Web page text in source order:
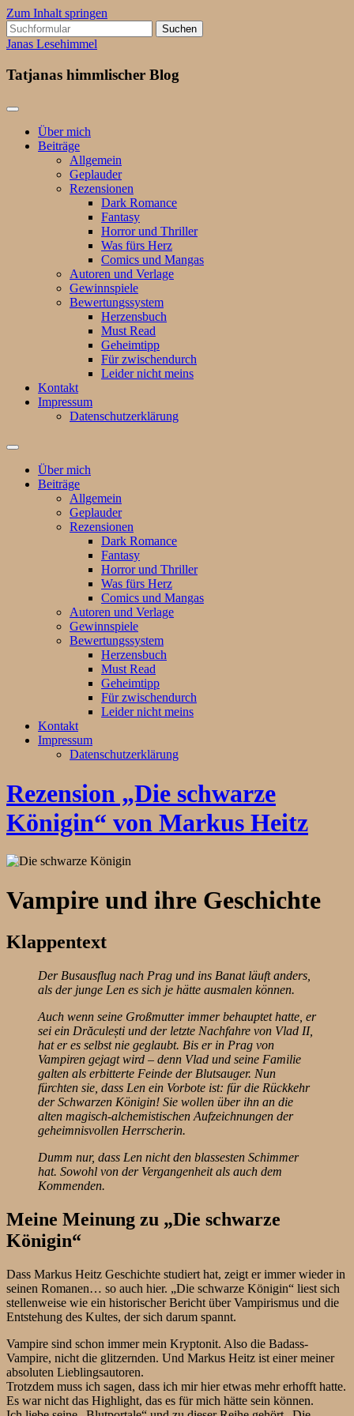
Zum Inhalt springen
Suchen
nach:
Janas Lesehimmel
Tatjanas himmlischer Blog
Über mich
Beiträge
Allgemein
Geplauder
Rezensionen
Dark Romance
Fantasy
Horror und Thriller
Was fürs Herz
Comics und Mangas
Autoren und Verlage
Gewinnspiele
Bewertungssystem
Herzensbuch
Must Read
Geheimtipp
Für zwischendurch
Leider nicht meins
Kontakt
Impressum
Datenschutzerklärung
Suchfeld
ein-/ausblenden
Über mich
Beiträge
Allgemein
Geplauder
Rezensionen
Dark Romance
Fantasy
Horror und Thriller
Was fürs Herz
Comics und Mangas
Autoren und Verlage
Gewinnspiele
Bewertungssystem
Herzensbuch
Must Read
Geheimtipp
Für zwischendurch
Leider nicht meins
Kontakt
Impressum
Datenschutzerklärung
Rezension „Die schwarze
Königin“ von Markus Heitz
Vampire und ihre Geschichte
Klappentext
Der Busausflug nach Prag und ins Banat läuft anders,
als der junge Len es sich je hätte ausmalen können.
Auch wenn seine Großmutter immer behauptet hatte, er
sei ein Drăculești und der letzte Nachfahre von Vlad II,
hat er es selbst nie geglaubt. Bis er in Prag von
Vampiren gejagt wird – denn Vlad und seine Familie
galten als erbitterte Feinde der Blutsauger. Nun
fürchten sie, dass Len ein Vorbote ist: für die Rückkehr
der Schwarzen Königin! Sie wollen über ihn an die
alten magisch-alchemistischen Aufzeichnungen der
geheimnisvollen Herrscherin.
Dumm nur, dass Len nicht den blassesten Schimmer
hat. Sowohl von der Vergangenheit als auch dem
Kommenden.
Meine Meinung zu „Die schwarze
Königin“
Dass Markus Heitz Geschichte studiert hat, zeigt er immer wieder in
seinen Romanen… so auch hier. „Die schwarze Königin“ liest sich
stellenweise wie ein historischer Bericht über Vampirismus und die
Entstehung des Kultes, der sich darum spannt.
Vampire sind schon immer mein Kryptonit. Also die Badass-
Vampire, nicht die glitzernden. Und Markus Heitz ist einer meiner
absoluten Lieblingsautoren.
Trotzdem muss ich sagen, dass ich mir hier etwas mehr erhofft hatte.
Es war nicht das Highlight, das es für mich hätte sein können.